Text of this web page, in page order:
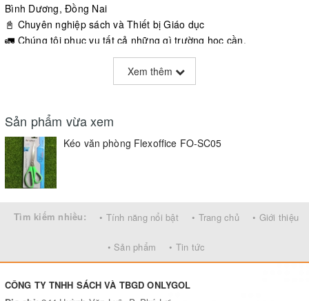
Bình Dương, Đồng Nai
📓 Chuyên nghiệp sách và Thiết bị Giáo dục
🚛 Chúng tôi phục vụ tất cả những gì trường học cần.
Xem thêm
Sản phẩm vừa xem
Kéo văn phòng Flexoffice FO-SC05
Tìm kiếm nhiều: • Tính năng nổi bật • Trang chủ • Giới thiệu
• Sản phẩm • Tin tức
CÔNG TY TNHH SÁCH VÀ TBGD ONLYGOL